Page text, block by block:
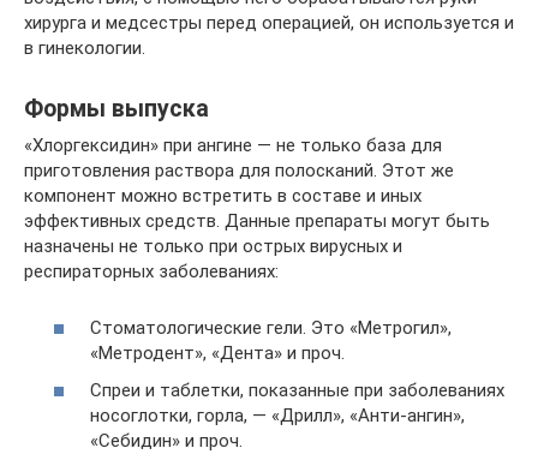
хирурга и медсестры перед операцией, он используется и
в гинекологии.
Формы выпуска
«Хлоргексидин» при ангине — не только база для
приготовления раствора для полосканий. Этот же
компонент можно встретить в составе и иных
эффективных средств. Данные препараты могут быть
назначены не только при острых вирусных и
респираторных заболеваниях:
Стоматологические гели. Это «Метрогил»,
«Метродент», «Дента» и проч.
Спреи и таблетки, показанные при заболеваниях
носоглотки, горла, — «Дрилл», «Анти-ангин»,
«Себидин» и проч.